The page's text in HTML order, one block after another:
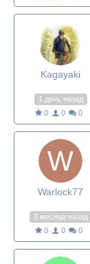
Kagayaki
1 день назад
0
0 0
Warlock77
3 месяца назад
0
0 0